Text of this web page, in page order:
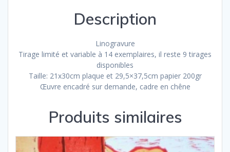
Description
Linogravure
Tirage limité et variable à 14 exemplaires, il reste 9 tirages
disponibles
Taille: 21x30cm plaque et 29,5×37,5cm papier 200gr
Œuvre encadré sur demande, cadre en chêne
Produits similaires